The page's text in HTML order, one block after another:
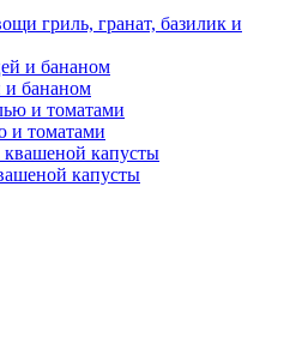
гриль, гранат, базилик и
и бананом
и томатами
капусты